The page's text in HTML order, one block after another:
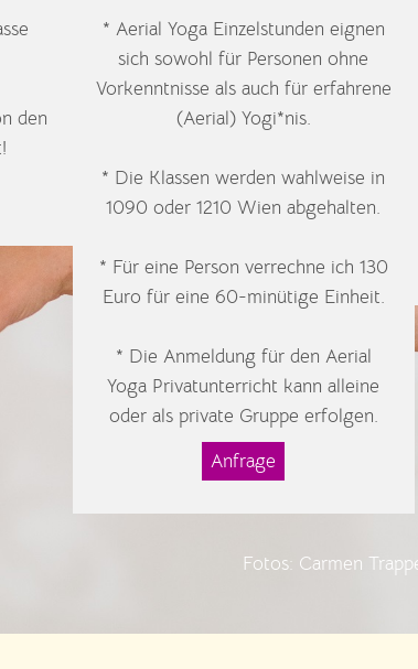
den
* Aerial Yoga Einzelstunden eignen
sich sowohl für Personen ohne
Vorkenntnisse als auch für erfahrene
(Aerial) Yogi*nis.
* Die Klassen werden wahlweise in
1090 oder 1210 Wien abgehalten.
* Für eine Person verrechne ich 130
Euro für eine 60-minütige Einheit.
* Die Anmeldung für den Aerial
Yoga Privatunterricht kann alleine
oder als private Gruppe erfolgen.
Anfrage
Fotos: Carmen